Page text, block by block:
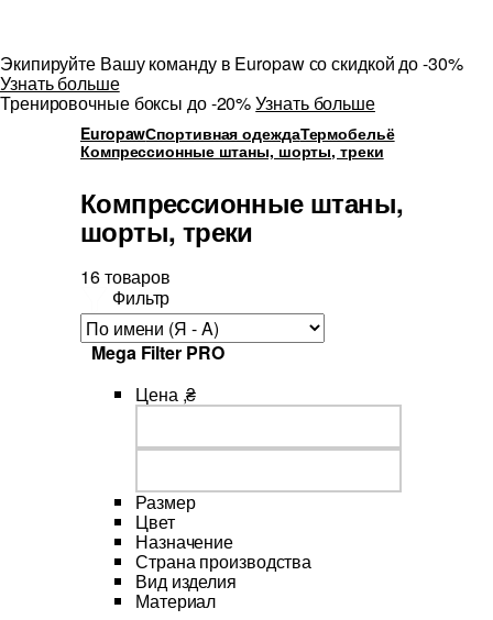
Экипируйте Вашу команду в Europaw со скидкой до -30%
Узнать больше
Тренировочные боксы до -20%Узнать больше
EuropawСпортивная одеждаТермобельё
Компрессионные штаны, шорты, треки
Компрессионные штаны,
шорты, треки
16 товаров
Фильтр
Mega Filter PRO
Цена ,₴
Размер
Цвет
Назначение
Страна производства
Вид изделия
Материал